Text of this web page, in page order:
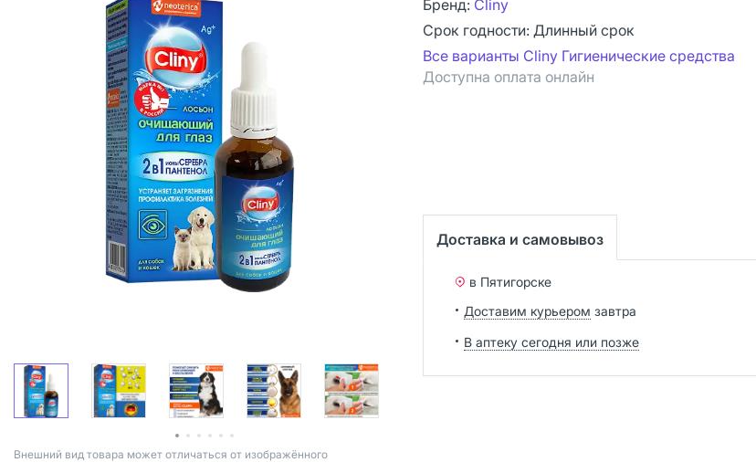
Bнешний вид товара может отличаться от изображённого
Бренд: Cliny
Срок годности: Длинный срок
Все варианты Cliny Гигиенические средства
Доступна оплата онлайн
Доставка и самовывоз
в Пятигорске
Доставим курьером завтра
В аптеку сегодня или позже